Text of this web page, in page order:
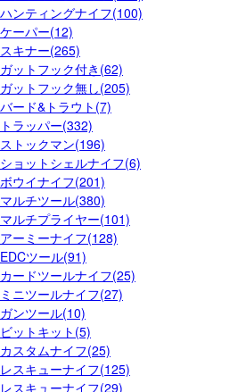
ハンティングナイフ(100)
ケーパー(12)
スキナー(265)
ガットフック付き(62)
ガットフック無し(205)
バード&トラウト(7)
トラッパー(332)
ストックマン(196)
ショットシェルナイフ(6)
ボウイナイフ(201)
マルチツール(380)
マルチプライヤー(101)
アーミーナイフ(128)
EDCツール(91)
カードツールナイフ(25)
ミニツールナイフ(27)
ガンツール(10)
ビットキット(5)
カスタムナイフ(25)
レスキューナイフ(125)
レスキューナイフ(29)